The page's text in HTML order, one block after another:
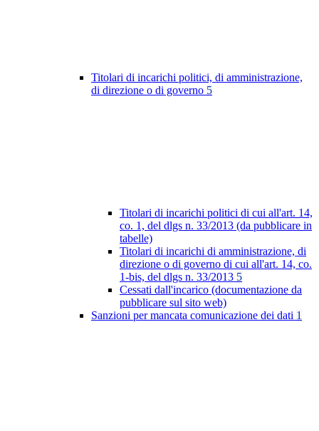
Titolari di incarichi politici, di amministrazione,
di direzione o di governo 5
Titolari di incarichi politici di cui all'art. 14,
co. 1, del dlgs n. 33/2013 (da pubblicare in
tabelle)
Titolari di incarichi di amministrazione, di
direzione o di governo di cui all'art. 14, co.
1-bis, del dlgs n. 33/2013 5
Cessati dall'incarico (documentazione da
pubblicare sul sito web)
Sanzioni per mancata comunicazione dei dati 1